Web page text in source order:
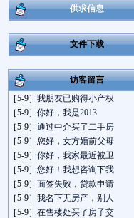
大、中型企业的法律顾问，具备
的执业实践经验和诉讼技巧。
王勇律师咨询电话：
济南市经七路758号连城国际大
室。
供求信息
文件下载
访客留言
［5-9］ 我朋友已购得小产权
［5-9］ 你好，我是2013
［5-9］ 通过中介买了二手房
［5-9］ 您好，女方婚前父母
［5-9］ 你好，我家最近被卫
［5-9］ 您好！我想咨询下我
［5-9］ 面签失败，贷款申请
［5-9］ 我名下无房产，别人
［5-9］ 在售楼处买了房子交